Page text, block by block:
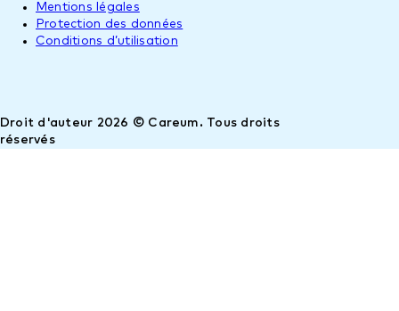
Droit d'auteur 2026 © Careum. Tous droits
réservés
Mentions légales
Protection des données
Conditions d’utilisation